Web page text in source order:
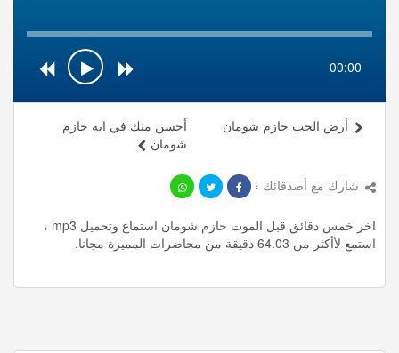
00:00
أحسن منك في ايه حازم
شومان
أرض الحب حازم شومان
شارك مع أصدقائك ›
اخر خمس دقائق قبل الموت حازم شومان استماع وتحميل mp3 ،
استمع لأأكثر من 64.03 دقيقة من محاضرات المميزة مجانا.